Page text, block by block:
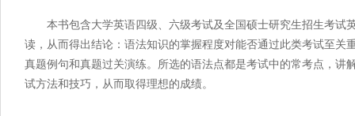
本书包含大学英语四级、六级考试及全国硕士研究生招生考
读，从而得出结论：语法知识的掌握程度对能否通过此类考试至
真题例句和真题过关演练。所选的语法点都是考试中的常考点，
试方法和技巧，从而取得理想的成绩。